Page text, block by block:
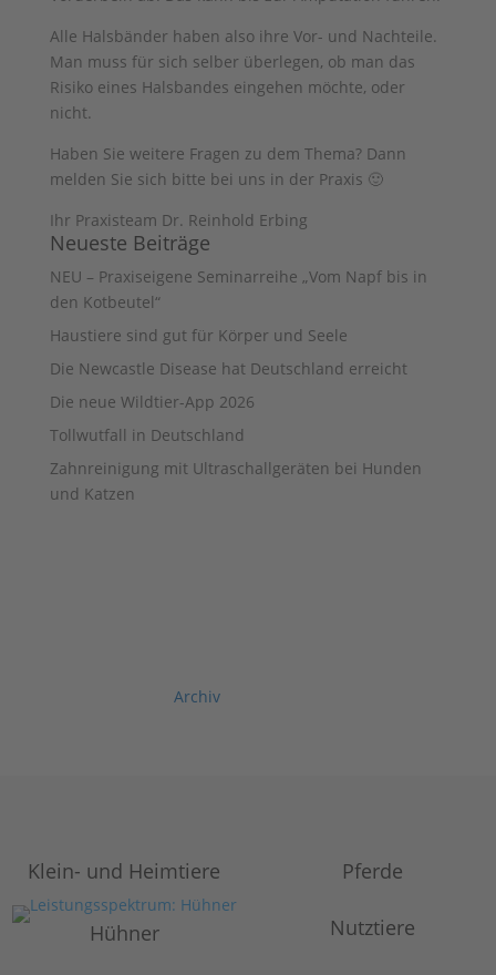
Alle Halsbänder haben also ihre Vor- und Nachteile.
Man muss für sich selber überlegen, ob man das
Risiko eines Halsbandes eingehen möchte, oder
nicht.
Haben Sie weitere Fragen zu dem Thema? Dann
melden Sie sich bitte bei uns in der Praxis 🙂
Ihr Praxisteam Dr. Reinhold Erbing
Neueste Beiträge
NEU – Praxiseigene Seminarreihe „Vom Napf bis in
den Kotbeutel“
Haustiere sind gut für Körper und Seele
Die Newcastle Disease hat Deutschland erreicht
Die neue Wildtier-App 2026
Tollwutfall in Deutschland
Zahnreinigung mit Ultraschallgeräten bei Hunden
und Katzen
Archiv
Klein- und Heimtiere Pferde
Hühner Nutztiere